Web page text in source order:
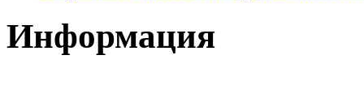
Информация